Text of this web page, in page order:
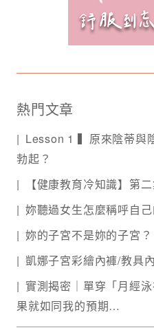
熱門文章
Lesson 1 ▍原來陰蒂與
勃起？
【健康教育冷知識】第
妳聽過女生怎麼稱呼自
妳的子宮不是妳的子宮？
凱娜子宮彩繪內褲/教具
實測揭密｜單穿「月經
果就如同我的預期…